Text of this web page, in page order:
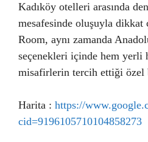
Kadıköy otelleri arasında
mesafesinde oluşuyla dikkat
Room, aynı zamanda
seçenekleri içinde hem yerli
misafirlerin tercih ettiği özel
Harita : https://
cid=9196105710104858273